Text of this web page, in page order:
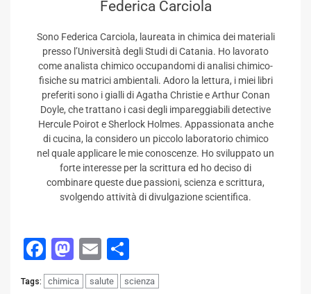
Federica Carciola
Sono Federica Carciola, laureata in chimica dei materiali
presso l’Università degli Studi di Catania. Ho lavorato
come analista chimico occupandomi di analisi chimico-
fisiche su matrici ambientali. Adoro la lettura, i miei libri
preferiti sono i gialli di Agatha Christie e Arthur Conan
Doyle, che trattano i casi degli impareggiabili detective
Hercule Poirot e Sherlock Holmes. Appassionata anche
di cucina, la considero un piccolo laboratorio chimico
nel quale applicare le mie conoscenze. Ho sviluppato un
forte interesse per la scrittura ed ho deciso di
combinare queste due passioni, scienza e scrittura,
svolgendo attività di divulgazione scientifica.
Facebook
Mastodon
Email
Tags: chimica salute scienza